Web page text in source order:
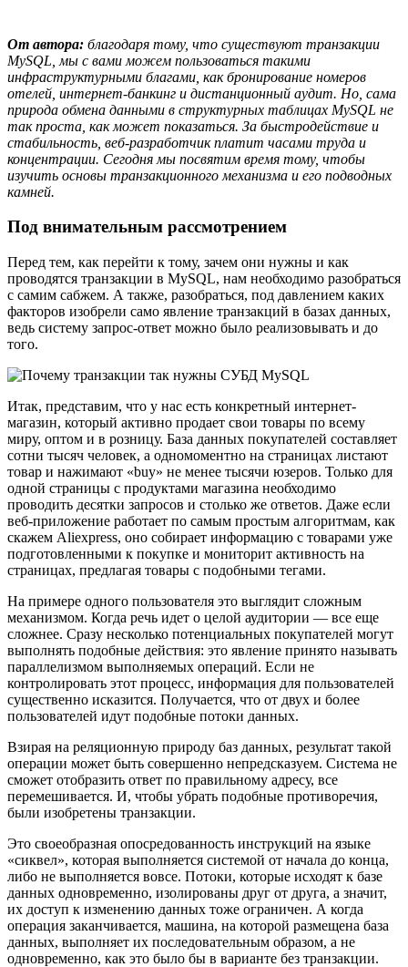
От автора: благодаря тому, что существуют транзакции
MySQL, мы с вами можем пользоваться такими
инфраструктурными благами, как бронирование номеров
отелей, интернет-банкинг и дистанционный аудит. Но, сама
природа обмена данными в структурных таблицах MySQL не
так проста, как может показаться. За быстродействие и
стабильность, веб-разработчик платит часами труда и
концентрации. Сегодня мы посвятим время тому, чтобы
изучить основы транзакционного механизма и его подводных
камней.
Под внимательным рассмотрением
Перед тем, как перейти к тому, зачем они нужны и как
проводятся транзакции в MySQL, нам необходимо разобраться
с самим сабжем. А также, разобраться, под давлением каких
факторов изобрели само явление транзакций в базах данных,
ведь систему запрос-ответ можно было реализовывать и до
того.
Итак, представим, что у нас есть конкретный интернет-
магазин, который активно продает свои товары по всему
миру, оптом и в розницу. База данных покупателей составляет
сотни тысяч человек, а одномоментно на страницах листают
товар и нажимают «buy» не менее тысячи юзеров. Только для
одной страницы с продуктами магазина необходимо
проводить десятки запросов и столько же ответов. Даже если
веб-приложение работает по самым простым алгоритмам, как
скажем Aliexpress, оно собирает информацию с товарами уже
подготовленными к покупке и мониторит активность на
страницах, предлагая товары с подобными тегами.
На примере одного пользователя это выглядит сложным
механизмом. Когда речь идет о целой аудитории — все еще
сложнее. Сразу несколько потенциальных покупателей могут
выполнять подобные действия: это явление принято называть
параллелизмом выполняемых операций. Если не
контролировать этот процесс, информация для пользователей
существенно исказится. Получается, что от двух и более
пользователей идут подобные потоки данных.
Взирая на реляционную природу баз данных, результат такой
операции может быть совершенно непредсказуем. Система не
сможет отобразить ответ по правильному адресу, все
перемешивается. И, чтобы убрать подобные противоречия,
были изобретены транзакции.
Это своеобразная опосредованность инструкций на языке
«сиквел», которая выполняется системой от начала до конца,
либо не выполняется вовсе. Потоки, которые исходят к базе
данных одновременно, изолированы друг от друга, а значит,
их доступ к изменению данных тоже ограничен. А когда
операция заканчивается, машина, на которой размещена база
данных, выполняет их последовательным образом, а не
одновременно, как это было бы в варианте без транзакции.